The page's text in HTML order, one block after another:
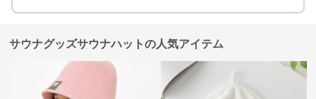
サウナグッズサウナハットの人気アイテム